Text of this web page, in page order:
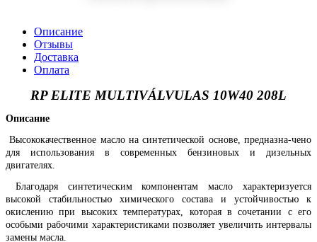
Описание
Отзывы
Доставка
Оплата
RP ELITE MULTIVÁLVULAS 10W40 208L
Описание
Высококачественное масло на синтетической основе, предназна-чено
для использования в современных бензиновых и дизельных
двигателях.
Благодаря синтетическим компонентам масло характеризуется
высокой стабильностью химического состава и устойчивостью к
окислению при высоких температурах, которая в сочетании с его
особыми рабочими характеристиками позволяет увеличить интервалы
замены масла.